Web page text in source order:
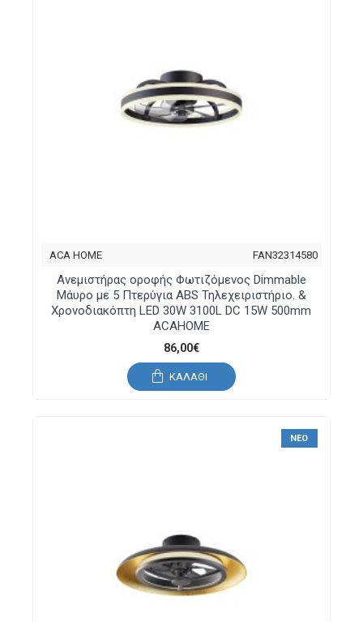
ACA HOME FAN32314580
Ανεμιστήρας οροφής Φωτιζόμενος Dimmable
Μάυρο με 5 Πτερύγια ABS Τηλεχειριστήριο. &
Χρονοδιακόπτη LED 30W 3100L DC 15W 500mm
ACAHOME
86,00€
ΚΑΛΆΘΙ
ΝΈΟ